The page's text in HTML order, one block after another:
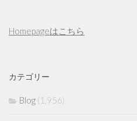
Homepageはこちら
カテゴリー
Blog (1,956)